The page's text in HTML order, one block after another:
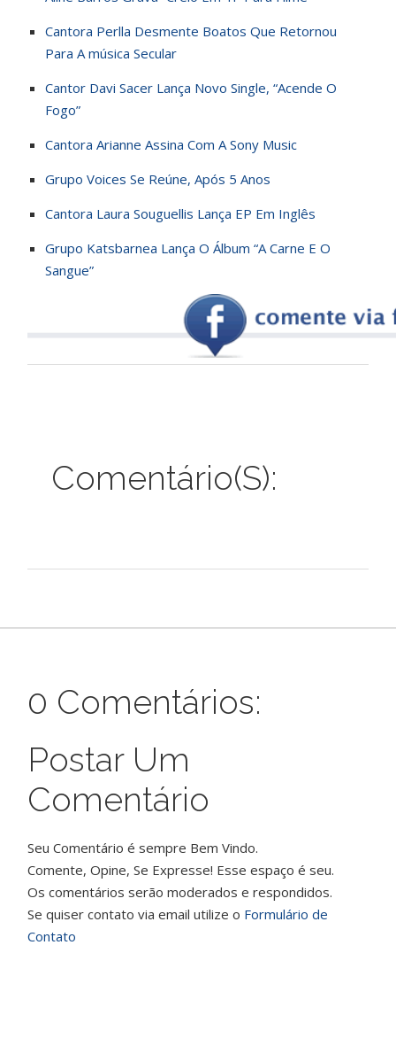
Cantora Perlla Desmente Boatos Que Retornou
Para A música Secular
Cantor Davi Sacer Lança Novo Single, “Acende O
Fogo”
Cantora Arianne Assina Com A Sony Music
Grupo Voices Se Reúne, Após 5 Anos
Cantora Laura Souguellis Lança EP Em Inglês
Grupo Katsbarnea Lança O Álbum “A Carne E O
Sangue”
Comentário(s):
0 Comentários:
Postar Um
Comentário
Seu Comentário é sempre Bem Vindo.
Comente, Opine, Se Expresse! Esse espaço é seu.
Os comentários serão moderados e respondidos.
Se quiser contato via email utilize o Formulário de
Contato